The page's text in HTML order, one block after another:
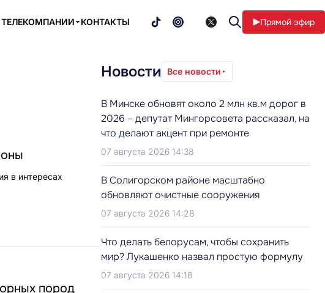
КОНТАКТЫ Прямой эфир
в интересах
пород
Новости Все новости
В Минске обновят около 2 млн кв.м дорог в
2026 – депутат Мингорсовета рассказал, на
что делают акцент при ремонте
07 августа 2026 14:38
В Солигорском районе масштабно
обновляют очистные сооружения
07 августа 2026 14:28
Что делать белорусам, чтобы сохранить
мир? Лукашенко назвал простую формулу
07 августа 2026 14:18